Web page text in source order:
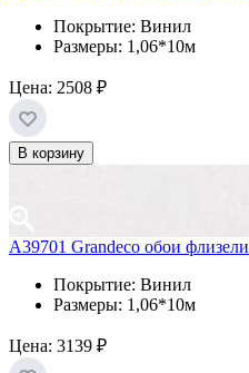
Покрытие: Винил
Размеры: 1,06*10м
Цена: 2508 ₽
В корзину
A39701 Grandeco обои
Покрытие: Винил
Размеры: 1,06*10м
Цена: 3139 ₽